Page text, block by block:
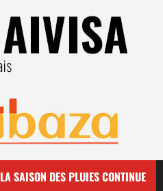
LA SAISON DES PLUIES CONTINUE